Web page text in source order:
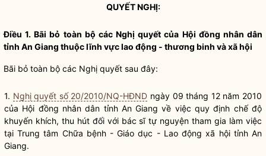
QUYẾT NGHỊ:
Điều 1. Bãi bỏ toàn bộ cácNghị quyết của Hội đồng nhân dân
tỉnh An Giang thuộc lĩnh vực lao động - thương binh và xã hội
Bãi bỏ toàn bộ các Nghị quyết sau đây:
1. Nghị quyết số 20/2010/NQ-HĐND ngày 09 tháng 12 năm 2010
của Hội đồng nhân dân tỉnh An Giang về việc quy định chế độ
khuyến khích, thu hút đối với bác sĩ tự nguyện tham gia làm việc
tại Trung tâm Chữa bệnh - Giáo dục - Lao động xã hội tỉnh An
Giang.